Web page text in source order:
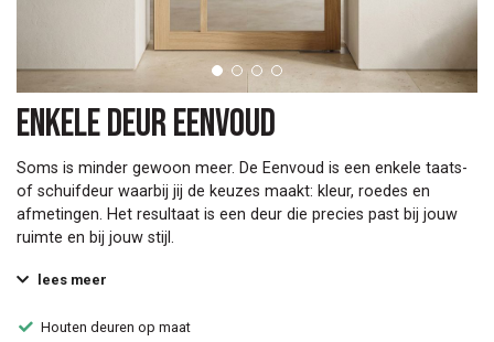
Enkele deur Eenvoud
Soms is minder gewoon meer. De Eenvoud is een enkele taats-
of schuifdeur waarbij jij de keuzes maakt: kleur, roedes en
afmetingen. Het resultaat is een deur die precies past bij jouw
ruimte en bij jouw stijl.
lees meer
Houten deuren op maat